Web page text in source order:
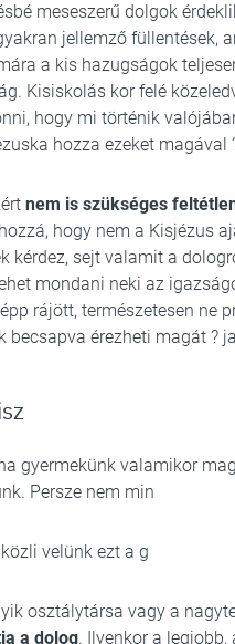
meseszerű dolgok
jellemző füllentések,
a kis hazugságok
Kisiskolás kor felé
hogy mi történik
hozza ezeket magával
nem is szükséges
hogy nem a Kisjézus
kérdez, sejt valamit a
mondani neki az
rájött, természetesen ne
becsapva érezheti magát ?
gyermekünk valamikor
Persze nem min
velünk ezt a g
osztálytársa vagy a
a dolog. Ilyenkor a